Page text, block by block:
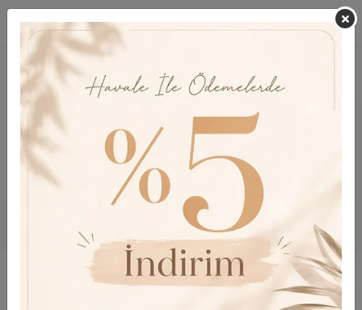
Mobil uygulamaya özel avantajlar
Mobil indirime özel
indirim fırsatı.
Uygulamaya özel fiyatlar, kampanyalar
ve ürünler.
Bildirimleri takipte kalın.
Size yardımcı olabilir miyim?
Size destek olmak için buradayız.